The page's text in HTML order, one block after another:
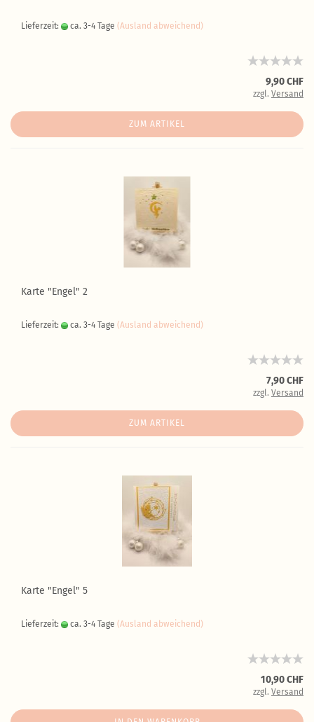
Lieferzeit: ca. 3-4 Tage (Ausland abweichend)
9,90 CHF
zzgl. Versand
ZUM ARTIKEL
Karte "Engel" 2
Lieferzeit: ca. 3-4 Tage (Ausland abweichend)
7,90 CHF
zzgl. Versand
ZUM ARTIKEL
Karte "Engel" 5
Lieferzeit: ca. 3-4 Tage (Ausland abweichend)
10,90 CHF
zzgl. Versand